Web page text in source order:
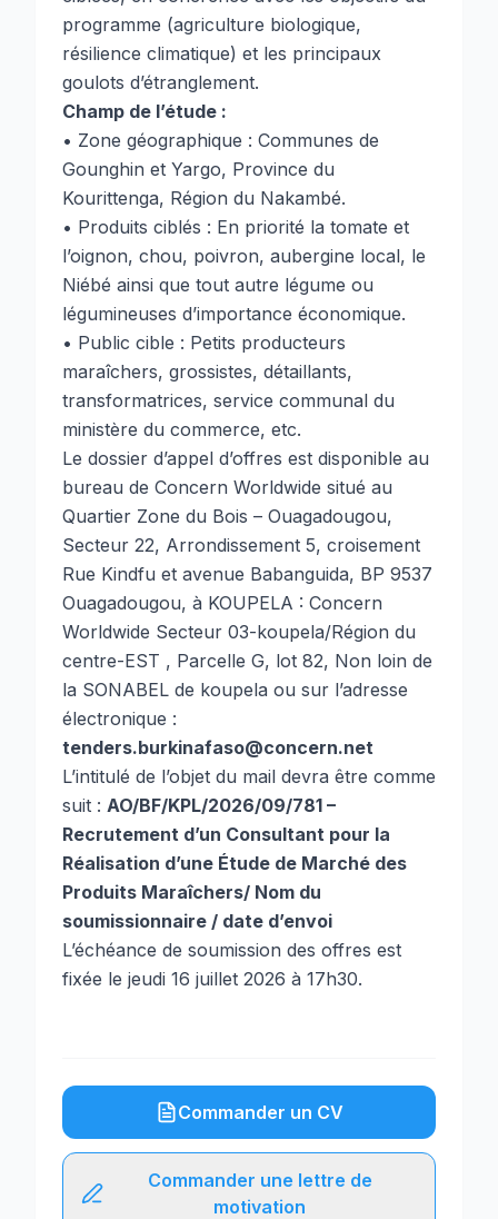
programme (agriculture biologique,
résilience climatique) et les principaux
goulots d’étranglement.
Champ de l’étude :
• Zone géographique : Communes de
Gounghin et Yargo, Province du
Kourittenga, Région du Nakambé.
• Produits ciblés : En priorité la tomate et
l’oignon, chou, poivron, aubergine local, le
Niébé ainsi que tout autre légume ou
légumineuses d’importance économique.
• Public cible : Petits producteurs
maraîchers, grossistes, détaillants,
transformatrices, service communal du
ministère du commerce, etc.
Le dossier d’appel d’offres est disponible au
bureau de Concern Worldwide situé au
Quartier Zone du Bois – Ouagadougou,
Secteur 22, Arrondissement 5, croisement
Rue Kindfu et avenue Babanguida, BP 9537
Ouagadougou, à KOUPELA : Concern
Worldwide Secteur 03-koupela/Région du
centre-EST , Parcelle G, lot 82, Non loin de
la SONABEL de koupela ou sur l’adresse
électronique :
tenders.burkinafaso@concern.net
L’intitulé de l’objet du mail devra être comme
suit : AO/BF/KPL/2026/09/781 –
Recrutement d’un Consultant pour la
Réalisation d’une Étude de Marché des
Produits Maraîchers/ Nom du
soumissionnaire / date d’envoi
L’échéance de soumission des offres est
fixée le jeudi 16 juillet 2026 à 17h30.
Commander un CV
Commander une lettre de
motivation